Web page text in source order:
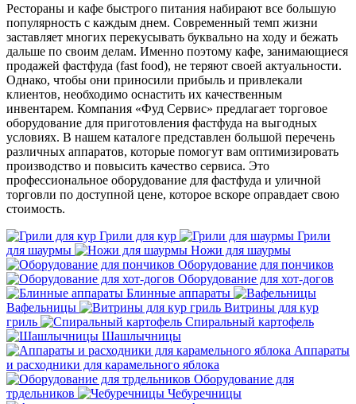
Рестораны и кафе быстрого питания набирают все большую
популярность с каждым днем. Современный темп жизни
заставляет многих перекусывать буквально на ходу и бежать
дальше по своим делам. Именно поэтому кафе, занимающиеся
продажей фастфуда (fast food), не теряют своей актуальности.
Однако, чтобы они приносили прибыль и привлекали
клиентов, необходимо оснастить их качественным
инвентарем. Компания «Фуд Сервис» предлагает торговое
оборудование для приготовления фастфуда на выгодных
условиях. В нашем каталоге представлен большой перечень
различных аппаратов, которые помогут вам оптимизировать
производство и повысить качество сервиса. Это
профессиональное оборудование для фастфуда и уличной
торговли по доступной цене, которое вскоре оправдает свою
стоимость.
Грили для кур
Грили
для шаурмы
Ножи для шаурмы
Оборудование для пончиков
Оборудование для хот-догов
Блинные аппараты
Вафельницы
Витрины для кур
гриль
Спиральный картофель
Шашлычницы
Аппараты
и расходники для карамельного яблока
Оборудование для
трдельников
Чебуречницы